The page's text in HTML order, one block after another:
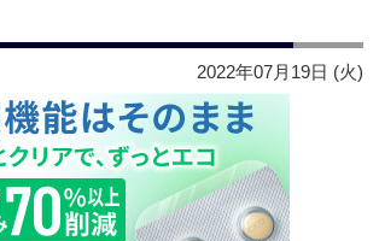
2022年07月19日 (火)